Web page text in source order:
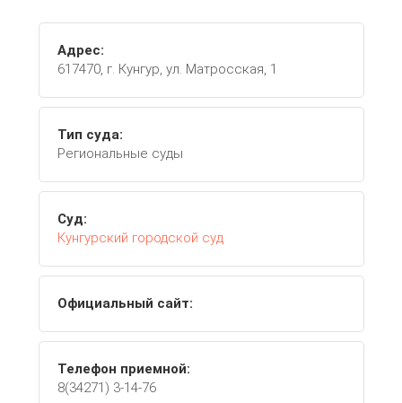
Адрес:
617470, г. Кунгур, ул. Матросская, 1
Тип суда:
Региональные суды
Суд:
Кунгурский городской суд
Официальный сайт:
Телефон приемной:
8(34271) 3-14-76